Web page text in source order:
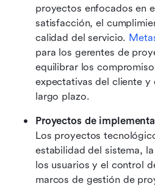
proyectos enfocados en
satisfacción, el
calidad del servicio.
para los gerentes de
equilibrar los
expectativas del cliente y
largo plazo.
Proyectos de
Los proyectos
estabilidad del sistema,
los usuarios y el control
marcos de gestión de